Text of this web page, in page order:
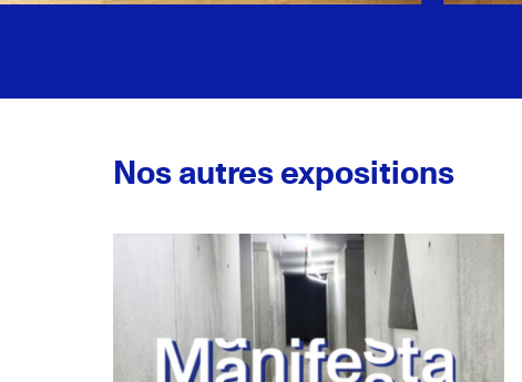
Nos autres expositions